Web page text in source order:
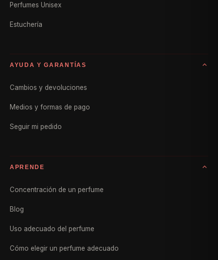
Perfumes Unisex
Estuchería
AYUDA Y GARANTÍAS
Cambios y devoluciones
Medios y formas de pago
Seguir mi pedido
APRENDE
Concentración de un perfume
Blog
Uso adecuado del perfume
Cómo elegir un perfume adecuado